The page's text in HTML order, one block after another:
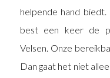
helpende hand
best een keer de
Velsen. Onze
Dan gaat het niet